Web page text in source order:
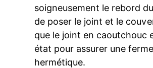
soigneusement le rebord
de poser le joint et le
que le joint en caoutchouc
état pour assurer une
hermétique.